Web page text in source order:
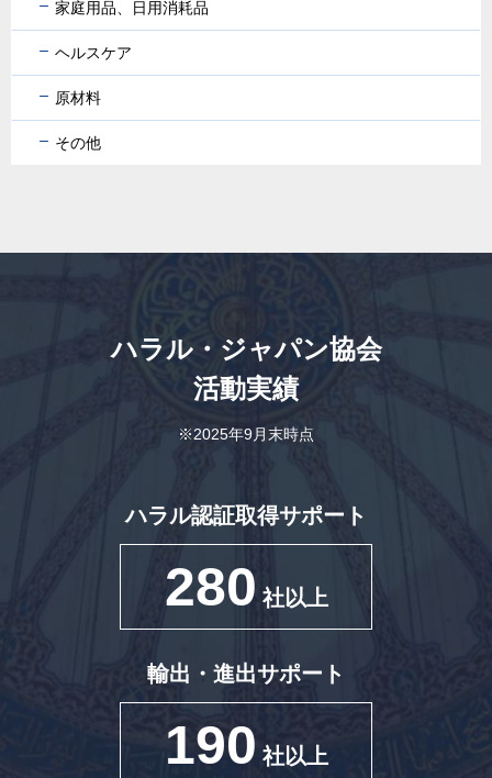
家庭用品、日用消耗品
ヘルスケア
原材料
その他
ハラル・ジャパン協会
活動実績
※2025年9月末時点
ハラル認証取得サポート
280 社以上
輸出・進出サポート
190 社以上